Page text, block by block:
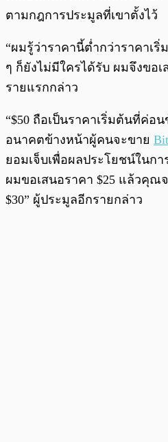
ตามกฎการประมูลที่เขาตั้งไว้
“ผมรู้ว่าราคานี้ต่ำกว่าราคาเ
ๆ ก็ยังไม่มีใครได้รับ ผมจึงขอเ
รายแรกกล่าว
“$50 ถือเป็นราคาเริ่มต้นที่ค่อ
อนาคตข้างหน้าผู้คนจะขาย
ยอมเจ็บเพื่อผลประโยชน์ในก
ผมขอเสนอราคา $25 แล้วคุณ
$30” ผู้ประมูลอีกรายกล่าว